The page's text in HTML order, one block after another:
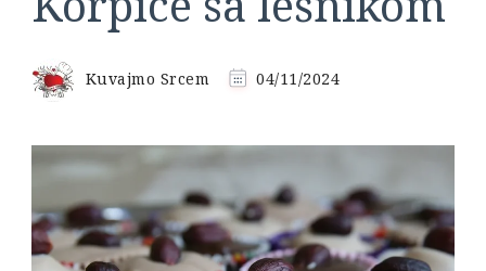
Kuvajmo Srcem 04/11/2024